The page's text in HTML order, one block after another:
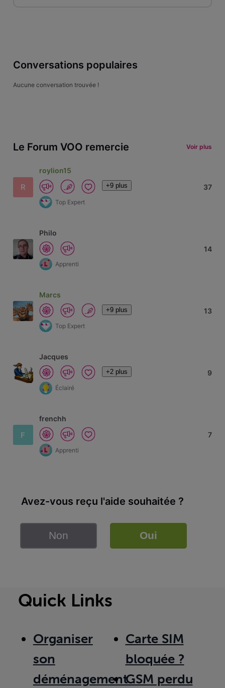
Conversations populaires
Aucune conversation trouvée !
Le Forum VOO remercie Voir plus
R
roylion15
+9 plus
Top Expert
37
Philo
Apprenti
14
Marcs
+9 plus
Top Expert
13
Jacques
+2 plus
Éclairé
9
F
frenchh
Apprenti
7
Avez-vous reçu l'aide souhaitée ?
Non Oui
Quick Links
Organiser
son
déménagement
Carte SIM
bloquée ?
GSM perdu